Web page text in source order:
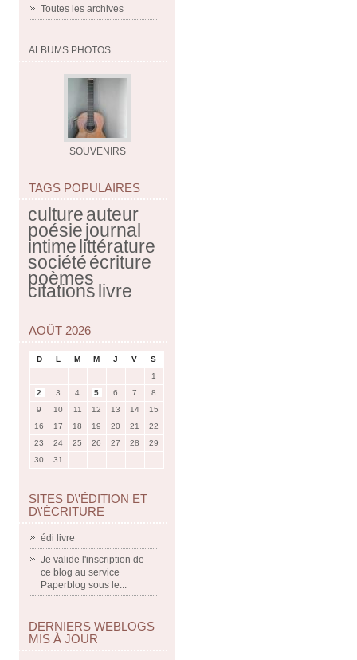
Toutes les archives
ALBUMS PHOTOS
SOUVENIRS
TAGS POPULAIRES
cultureauteur
poésiejournal
intimelittérature
sociétéécriture
poèmes
citationslivre
AOÛT 2026
D L M M J V
S
1
2
3 4 5 6 7
8
9
10 11 12 13 14
15
16
17 18 19 20 21
22
23
24 25 26 27 28
29
30
31
SITES D\'ÉDITION ET
D\'ÉCRITURE
édi livre
Je valide l'inscription de
ce blog au service
Paperblog sous le...
DERNIERS WEBLOGS
MIS À JOUR